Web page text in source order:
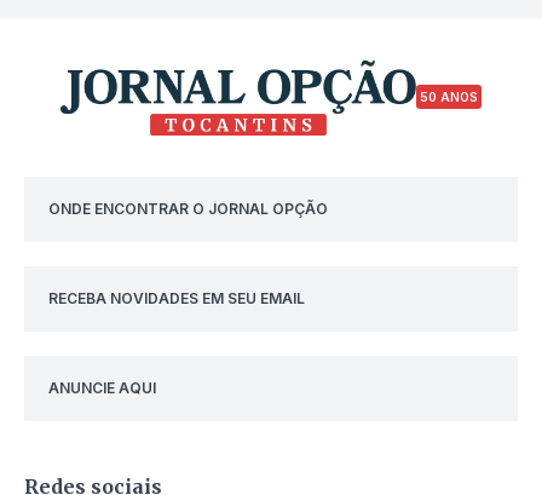
50 ANOS
ONDE ENCONTRAR O JORNAL OPÇÃO
RECEBA NOVIDADES EM SEU EMAIL
ANUNCIE AQUI
Redes sociais